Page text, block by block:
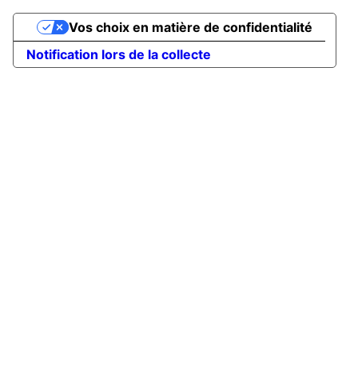
Notification lors de la collecte
Vos choix en matière de confidentialité